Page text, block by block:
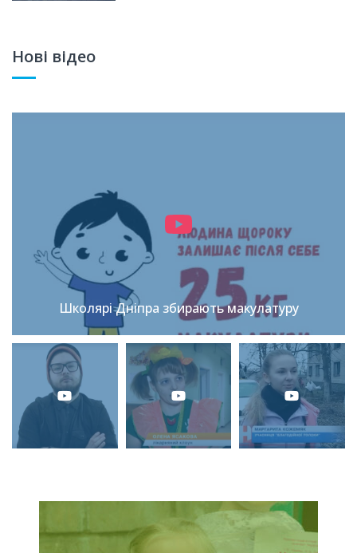
Нові відео
Школярі Дніпра збирають макулатуру